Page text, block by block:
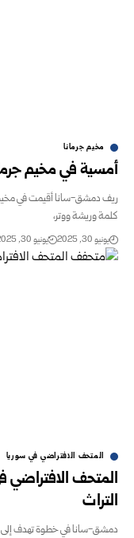
مخيم جرمانا
أمسية في مخيم
ريف دمشق-سانا أقيمت في مخيم
كلمة وريشة ووتر،
يونيو 30, 2025 يونيو 30, 2025
المتحف الافتراضي في سوريا
المتحف
التراث
دمشق-سانا في خطوة تهدف إلى